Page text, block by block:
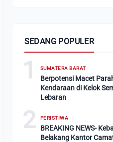
SEDANG POPULER
1 SUMATERA BARAT
Berpotensi Macet
Kendaraan di Kelok
Lebaran
2 PERISTIWA
BREAKING NEWS-
Belakang Kantor